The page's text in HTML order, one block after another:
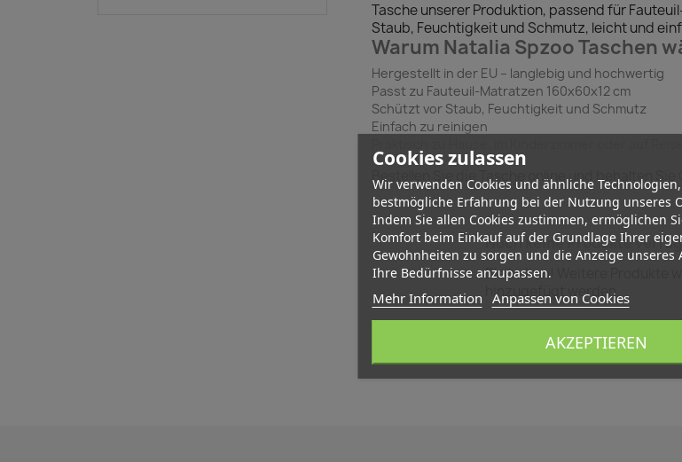
Tasche unserer Produktion, passend für
Staub, Feuchtigkeit und Schmutz, leicht und
Warum Natalia Spzoo Taschen
Hergestellt in der EU – langlebig und hochwertig
Passt zu Fauteuil-Matratzen 160x60x12 cm
Schützt vor Staub, Feuchtigkeit und Schmutz
Einfach zu reinigen
Bestellen Sie die Tasche online und behalten Sie
Noch keine Produkte
Bleib dran! Weitere Produkte
hinzugefügt werden.
Cookies zulassen
Wir verwenden Cookies und ähnliche
bestmögliche Erfahrung bei der Nutzung unseres
Indem Sie allen Cookies zustimmen, ermöglichen
Komfort beim Einkauf auf der Grundlage Ihrer
Gewohnheiten zu sorgen und die Anzeige
Ihre Bedürfnisse anzupassen.
Mehr Information Anpassen von Cookies
AKZEPTIEREN